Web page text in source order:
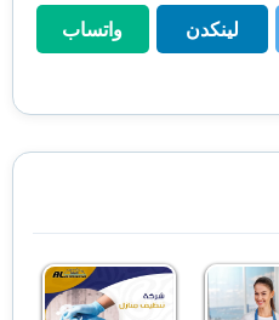
لينكدن
لينكدن
واتساب
واتساب